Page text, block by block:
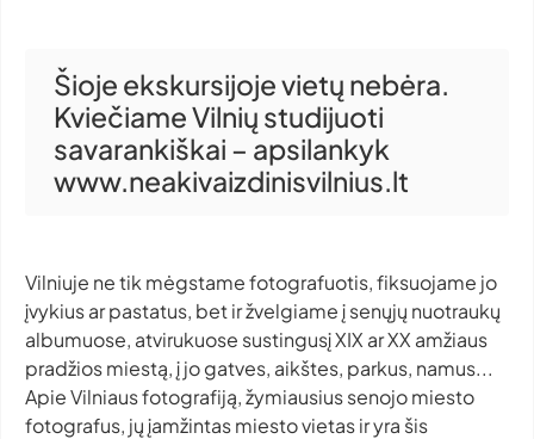
Šioje ekskursijoje vietų nebėra.
Kviečiame Vilnių studijuoti
savarankiškai – apsilankyk
www.neakivaizdinisvilnius.lt
Vilniuje ne tik mėgstame fotografuotis, fiksuojame jo
įvykius ar pastatus, bet ir žvelgiame į senųjų nuotraukų
albumuose, atvirukuose sustingusį XIX ar XX amžiaus
pradžios miestą, į jo gatves, aikštes, parkus, namus...
Apie Vilniaus fotografiją, žymiausius senojo miesto
fotografus, jų įamžintas miesto vietas ir yra šis